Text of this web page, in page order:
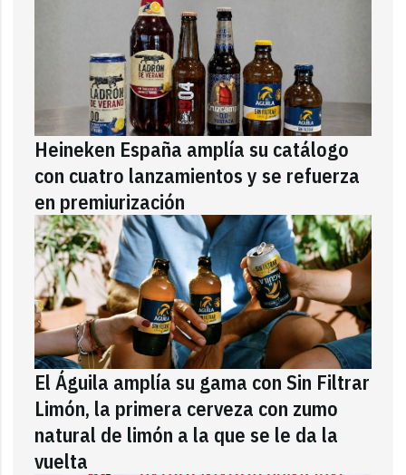
Heineken España amplía su catálogo
con cuatro lanzamientos y se refuerza
en premiurización
El Águila amplía su gama con Sin Filtrar
Limón, la primera cerveza con zumo
natural de limón a la que se le da la
vuelta